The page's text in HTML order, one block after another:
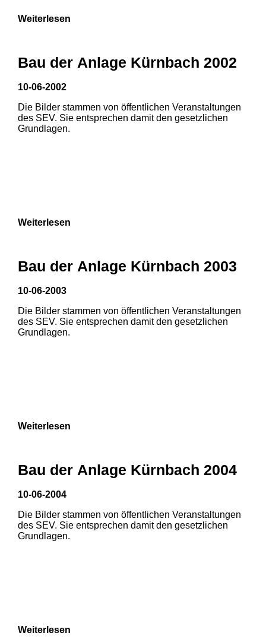
3
Weiterlesen
Bau der Anlage Kürnbach 2002
10-06-2002
Die Bilder stammen von öffentlichen Veranstaltungen
des SEV. Sie entsprechen damit den gesetzlichen
Grundlagen.
Weiterlesen
Bau der Anlage Kürnbach 2003
10-06-2003
Die Bilder stammen von öffentlichen Veranstaltungen
des SEV. Sie entsprechen damit den gesetzlichen
Grundlagen.
Weiterlesen
Bau der Anlage Kürnbach 2004
10-06-2004
Die Bilder stammen von öffentlichen Veranstaltungen
des SEV. Sie entsprechen damit den gesetzlichen
Grundlagen.
Weiterlesen